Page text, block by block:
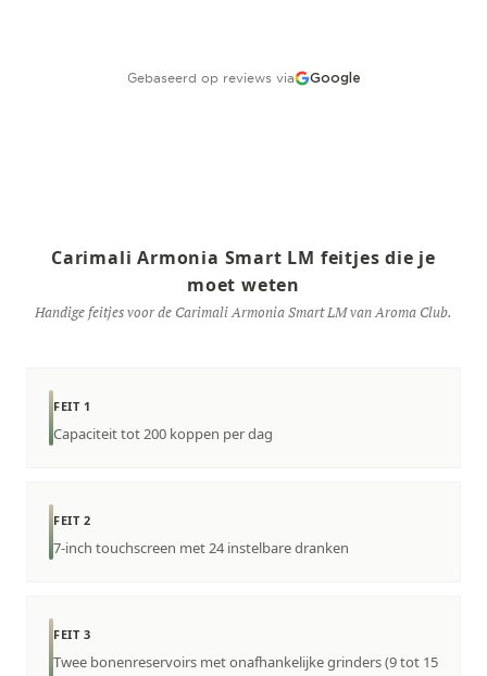
Gebaseerd op reviews via Google
Carimali Armonia Smart LM feitjes die je
moet weten
Handige feitjes voor de Carimali Armonia Smart LM van Aroma Club.
FEIT 1
Capaciteit tot 200 koppen per dag
FEIT 2
7-inch touchscreen met 24 instelbare dranken
FEIT 3
Twee bonenreservoirs met onafhankelijke grinders (9 tot 15